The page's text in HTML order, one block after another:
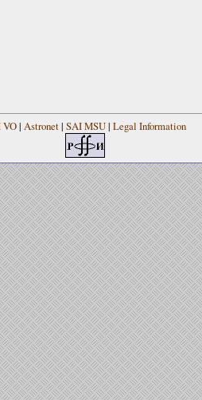
VO| Astronet| SAI MSU| Legal Information